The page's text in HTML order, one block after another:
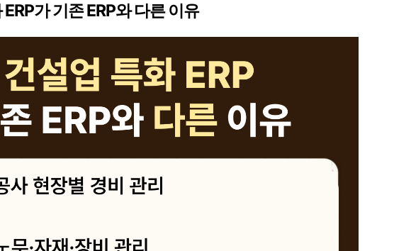
가 기존 ERP와 다른 이유